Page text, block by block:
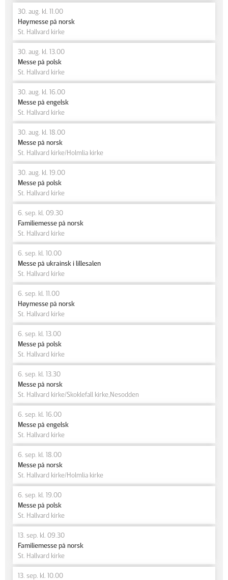
30. aug. kl. 11.00
Høymesse på norsk
St. Hallvard kirke
30. aug. kl. 13.00
Messe på polsk
St. Hallvard kirke
30. aug. kl. 16.00
Messe på engelsk
St. Hallvard kirke
30. aug. kl. 18.00
Messe på norsk
St. Hallvard kirke/Holmlia kirke
30. aug. kl. 19.00
Messe på polsk
St. Hallvard kirke
6. sep. kl. 09.30
Familiemesse på norsk
St. Hallvard kirke
6. sep. kl. 10.00
Messe på ukrainsk i lillesalen
St. Hallvard kirke
6. sep. kl. 11.00
Høymesse på norsk
St. Hallvard kirke
6. sep. kl. 13.00
Messe på polsk
St. Hallvard kirke
6. sep. kl. 13.30
Messe på norsk
St. Hallvard kirke/Skoklefall kirke,Nesodden
6. sep. kl. 16.00
Messe på engelsk
St. Hallvard kirke
6. sep. kl. 18.00
Messe på norsk
St. Hallvard kirke/Holmlia kirke
6. sep. kl. 19.00
Messe på polsk
St. Hallvard kirke
13. sep. kl. 09.30
Familiemesse på norsk
St. Hallvard kirke
13. sep. kl. 10.00